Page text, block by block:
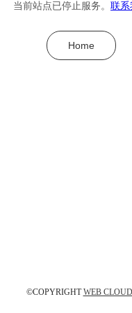
当前站点已停止服务。 联系
Home
©COPYRIGHTWEB CLOUD